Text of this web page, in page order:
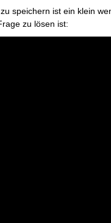
speichern ist ein klein
zu lösen ist: